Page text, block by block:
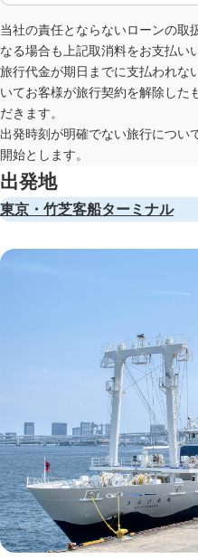
当社の責任とならないローンの取
なる場合も上記取消料をお支払い
旅行代金が期日までに支払われな
いてお客様が旅行契約を解除した
だきます。
出発時刻が明確でない旅行につい
開始とします。
出発地
東京・竹芝客船ターミナル